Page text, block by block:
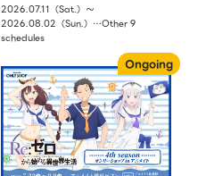
2026.07.11（Sat.）〜
2026.08.02（Sun.）…Other 9
schedules